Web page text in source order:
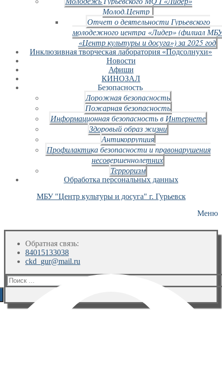
Молод.Центр
Отчет о деятельности Гурьевского
молодежного центра «Лидер» (филиал
«Центр культуры и досуга») за 2025 год
Инклюзивная творческая лаборатория «Подсолнухи»
Новости
Афиши
КИНОЗАЛ
Безопасность
Дорожная безопасность
Пожарная безопасность
Информационная безопасность в Интернете
Здоровый образ жизни
Антикоррупция
Профилактика безопасности и правонарушения
несовершеннолетних
Терроризм
Обработка персональных данных
МБУ "Центр культуры и досуга" г. Гурьевск
Меню
Обратная связь:
84015133038
ckd_gur@mail.ru
Искать: